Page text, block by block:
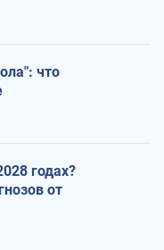
что
годах?
от